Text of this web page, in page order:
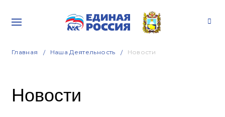
Главная Наша Деятельность Новости
Новости